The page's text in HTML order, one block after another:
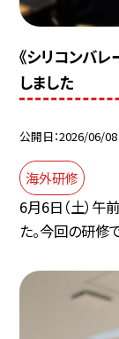
《シリコンバ
しました
公開日 2026/06/08
海外研修
6月6日（土）午
た。今回の研修